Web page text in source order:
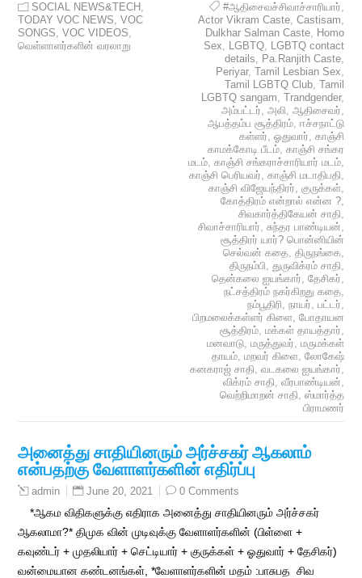
SOCIAL NEWS&TECH ,
TODAY VOC NEWS,VOC
SONGS,VOC VIDEOS,
வெள்ளாளர்களின் வரலாறு
#ஆதிசைவச்சிவாச்சாரியார்,
Actor Vikram Caste, Castisam,
Dulkhar Salman Caste, Homo
Sex, LGBTQ, LGBTQ contact
details, Pa.Ranjith Caste,
Periyar, Tamil Lesbian Sex,
Tamil LGBTQ Club, Tamil
LGBTQ sangam, Trandgender,
அம்பட்டர், அலி, ஆதிசைவர்,
ஆபத்தம்ப சூத்திரம், ஈச்சநாட்டு
கள்ளர், ஓதுவார், காஞ்சி
காமக்கோடி பீடம், காஞ்சி சங்கர
மடம், காஞ்சி சங்கராச்சாரியார் மடம்,
காஞ்சி பெரியவர், காஞ்சி மடாதிபதி,
காஞ்சி விஜேயந்திரர், குருக்கள்,
கோத்திரம் என்றால் என்ன ?,
சிவகார்த்திகேயன் சாதி,
சிவாச்சாரியார், சுந்தர பாண்டியன்,
சூத்திரர் யார்? பொன்னியின்
செல்வன் கதை, திருநங்கை,
திருநம்பி, துருவிக்ரம் சாதி,
தென்கலை ஐயங்கார், தேசிகர்,
நட்சத்திரம் நகர்கிறது கதை,
நம்பூதிரி, நாயர், பட்டர்,
பிறமலைக்கள்ளர் கிளை, போதாயன
சூத்திரம், மக்கள் தாயத்தார்,
மனவாடு, மருத்துவர், மருமக்கள்
தாயம், மறவர் கிளை, லோகேஷ்
கனகராஜ் சாதி, வடகலை ஐயங்கார்,
விக்ரம் சாதி, வீரபாண்டியன்,
வெற்றிமாறன் சாதி, ஸ்மார்த்த
பிராமணர்
அனைத்து சாதியினரும் அர்ச்சகர் ஆகலாம்
என்பதற்கு வேளாளர்களின் எதிர்ப்பு
admin June 20, 2021 0 Comments
*ஆகம விதிகளுக்கு எதிராக அனைத்து சாதியினரும் அர்ச்சகர்
ஆகலாமா?* திமுக வின் முடிவுக்கு வேளாளர்களின் (பிள்ளை +
கவுண்டர் + முதலியார் + செட்டியார் + குருக்கள் + ஓதுவார் + தேசிகர்)
வன்மையான கண்டனங்கள், *வேளாளர்களின் மதம் :பாசுபத சிவ